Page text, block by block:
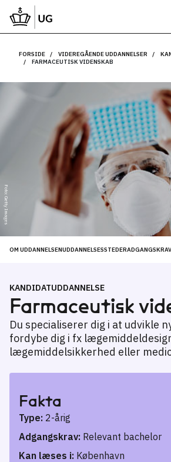
FORSIDE VIDEREGÅENDE UDDANNELSER
FARMACEUTISK VIDENSKAB
Foto: Getty Images
OM UDDANNELSENUDDANNELSESSTEDERADGANGSKRAV
KANDIDATUDDANNELSE
Farmaceutisk
Du specialiserer dig i at udvikle
fordybe dig i fx
lægemiddelsikkerhed eller
Fakta
Type: 2-årig
Adgangskrav: Relevant bachelor
Kan læses i: København